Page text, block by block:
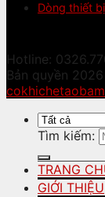
Dòng thiết
Hotline:
Bản quyền
Tìm kiếm:
TRANG
GIỚI THIỆU